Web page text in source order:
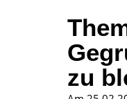
zu